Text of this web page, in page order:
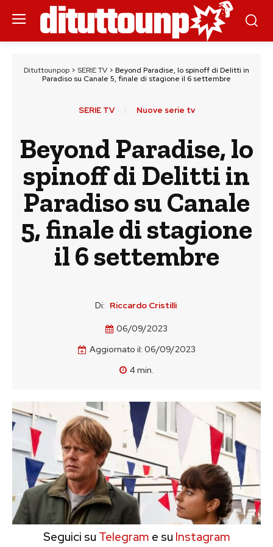
Dituttounpop > SERIE TV > Beyond Paradise, lo spinoff di Delitti in
Paradiso su Canale 5, finale di stagione il 6 settembre
SERIE TV Nuove serie tv
Beyond Paradise, lo
spinoff di Delitti in
Paradiso su Canale
5, finale di stagione
il 6 settembre
Di: Riccardo Cristilli
06/09/2023
Aggiornato il: 06/09/2023
4min.
Seguici su Telegram e su Instagram